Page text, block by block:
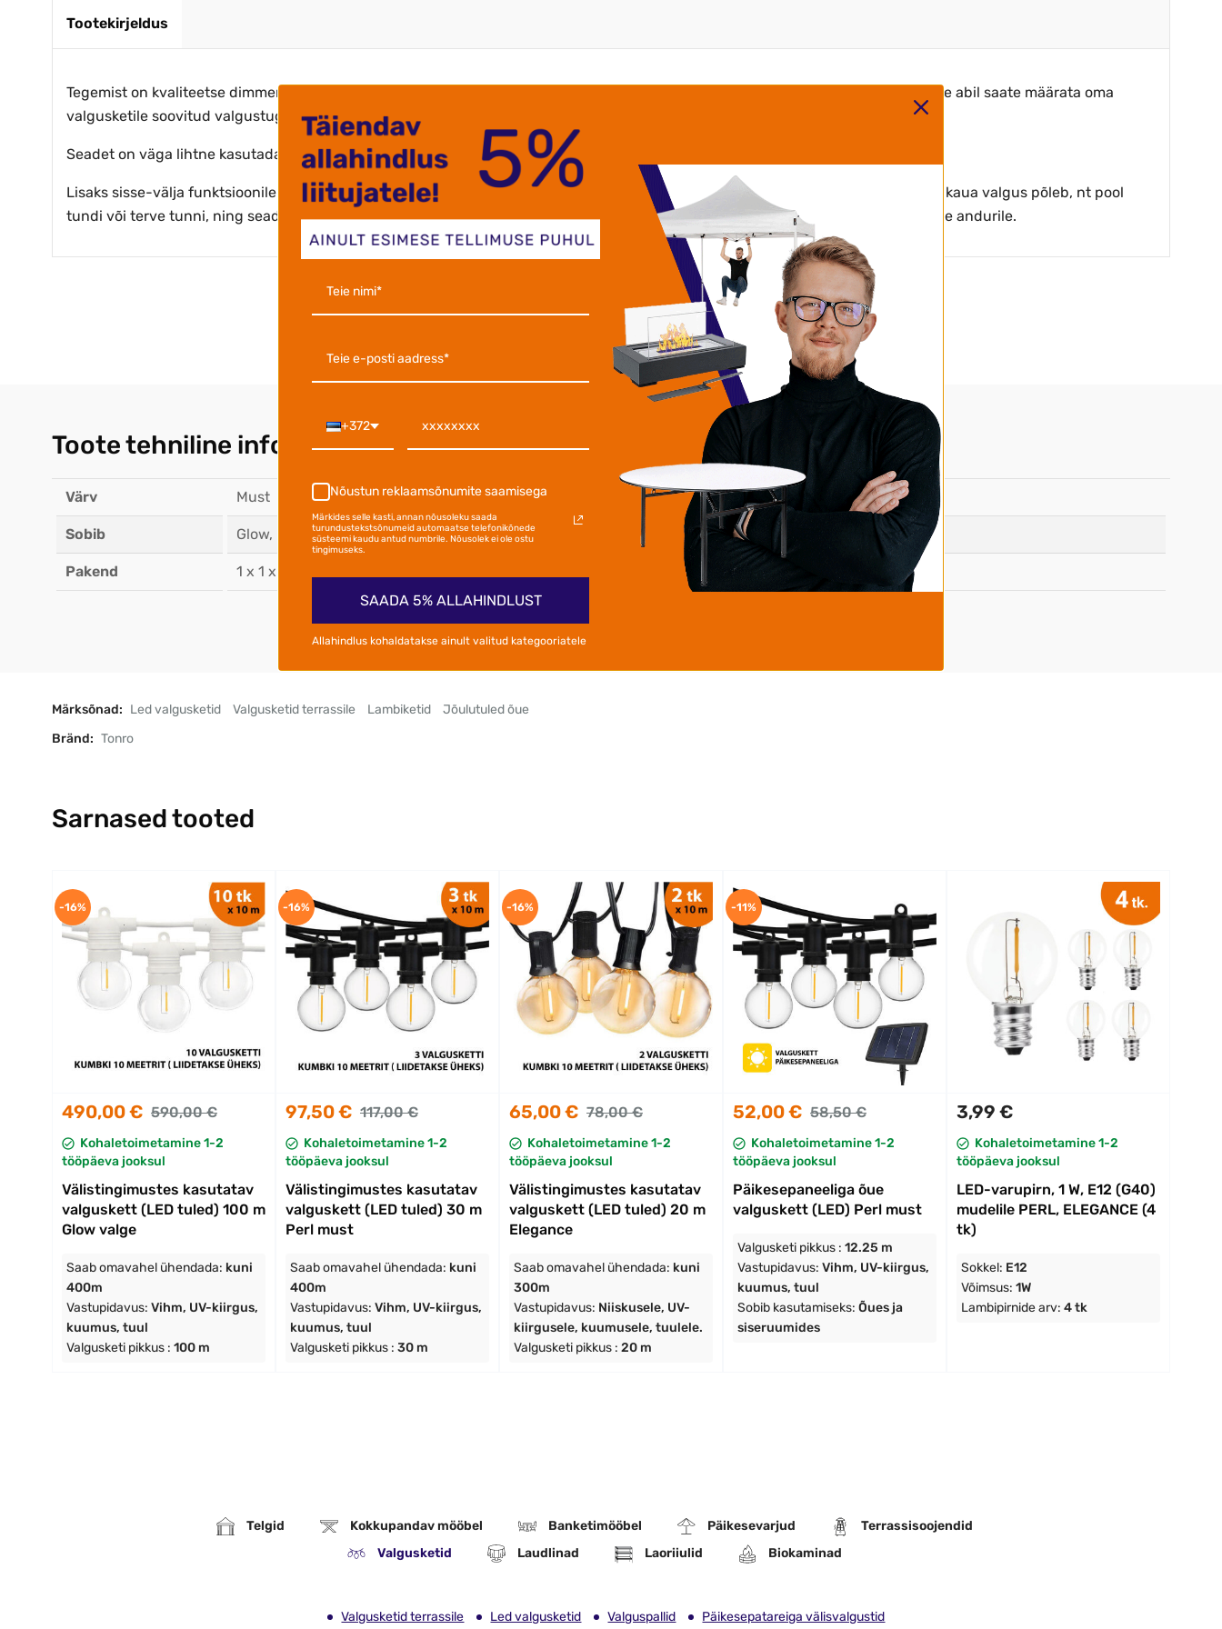
Tootekirjeldus
Tegemist on kvaliteetse dimmeriga valguskettide jaoks. Selle seadme eesmärk on reguleerida elektripirnide heledust. Selle seadme abil saate määrata oma
valgusketile soovitud valgustugevuse (hämaram või heledam).
Seadet on väga lihtne kasutada - pange see lihtsalt pistikupessa ja ühendage valguskett dimmeriga.
Lisaks sisse-välja funktsioonile saab kaugjuhtimispuldi abil reguleerida järk-järgult valguse intensiivsust, seadistada taimerit, kui kaua valgus põleb, nt pool
tundi või terve tunni, ning seadistada vilkuvad programmid. Kaugjuhtimispuldi ulatus on paar meetrit ja seda ei pea suunama otse andurile.
Toote tehniline info
Värv Must
Sobib Glow, Drop, Perl
Pakend 1 x 1 x 1 cm (1 kg)
Märksõnad: Led valgusketid Valgusketid terrassile Lambiketid
Jõulutuled õue
Bränd: Tonro
Sarnased tooted
490,00 € 590,00 €
Kohaletoimetamine 1-2
tööpäeva jooksul
Välistingimustes kasutatav
valguskett (LED tuled) 100 m
Glow valge
Saab omavahel ühendada: kuni
400m
Vastupidavus: Vihm, UV-kiirgus,
kuumus, tuul
Valgusketi pikkus : 100 m
-16%
97,50 € 117,00 €
Kohaletoimetamine 1-2
tööpäeva jooksul
Välistingimustes kasutatav
valguskett (LED tuled) 30 m
Perl must
Saab omavahel ühendada: kuni
400m
Vastupidavus: Vihm, UV-kiirgus,
kuumus, tuul
Valgusketi pikkus : 30 m
-16%
65,00 € 78,00 €
Kohaletoimetamine 1-2
tööpäeva jooksul
Välistingimustes kasutatav
valguskett (LED tuled) 20 m
Elegance
Saab omavahel ühendada: kuni
300m
Vastupidavus: Niiskusele, UV-
kiirgusele, kuumusele, tuulele.
Valgusketi pikkus : 20 m
-16%
52,00 € 58,50 €
Kohaletoimetamine 1-2
tööpäeva jooksul
Päikesepaneeliga õue
valguskett (LED) Perl must
Valgusketi pikkus : 12.25 m
Vastupidavus: Vihm, UV-kiirgus,
kuumus, tuul
Sobib kasutamiseks: Õues ja
siseruumides
-11%
3,99 €
Kohaletoimetamine 1-2
tööpäeva jooksul
LED-varupirn, 1 W, E12 (G40)
mudelile PERL, ELEGANCE (4
tk)
Sokkel: E12
Võimsus: 1W
Lambipirnide arv: 4 tk
Telgid Kokkupandav mööbel Banketimööbel Päikesevarjud
Terrassisoojendid
Valgusketid
Laudlinad Laoriiulid Biokaminad
Valgusketid terrassile Led valgusketid Valguspallid Päikesepatareiga välisvalgustid
+372
Nõustun reklaamsõnumite saamisega
Märkides selle kasti, annan nõusoleku saada
turundustekstsõnumeid automaatse telefonikõnede
süsteemi kaudu antud numbrile. Nõusolek ei ole ostu
tingimuseks.
SAADA 5% ALLAHINDLUST
Allahindlus kohaldatakse ainult valitud kategooriatele